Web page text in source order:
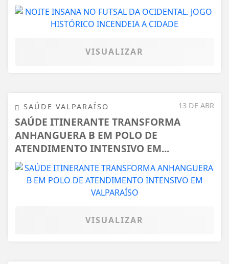
VISUALIZAR
13 DE ABR
SAÚDE VALPARAÍSO
SAÚDE ITINERANTE TRANSFORMA
ANHANGUERA B EM POLO DE
ATENDIMENTO INTENSIVO EM...
VISUALIZAR